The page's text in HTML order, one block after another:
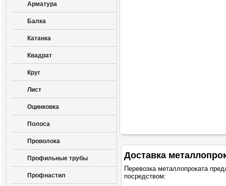
Арматура
Балка
Катанка
Квадрат
Круг
Лист
Оцинковка
Полоса
Проволока
Профильные трубы
Профнастил
Доставка
Перевозка металлопроката
посредством: